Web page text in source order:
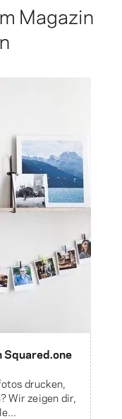
Magazin
drucken,
Wir zeigen dir,